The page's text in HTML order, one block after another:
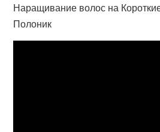
Наращивание волос на
Полоник